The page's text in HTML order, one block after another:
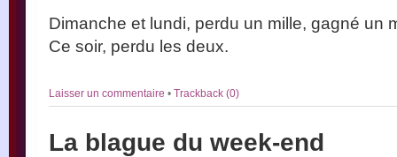
Dimanche et lundi, perdu un mille, gagné un
Ce soir, perdu les deux.
Laisser un commentaire • Trackback (0)
La blague du week-end